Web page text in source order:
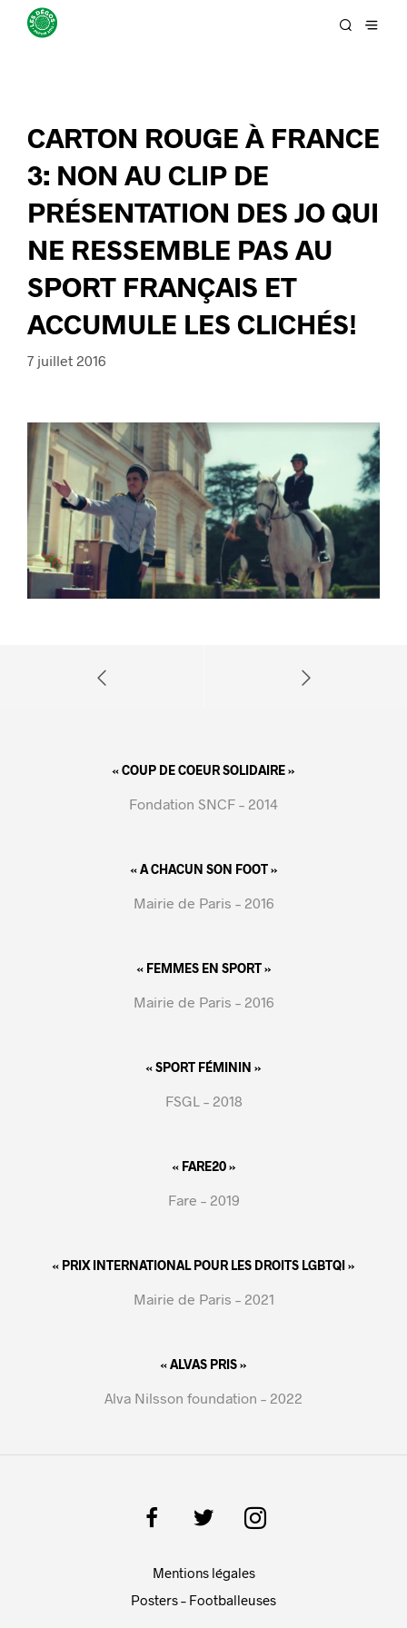
CARTON ROUGE À FRANCE
3: NON AU CLIP DE
PRÉSENTATION DES JO QUI
NE RESSEMBLE PAS AU
SPORT FRANÇAIS ET
ACCUMULE LES CLICHÉS!
7 juillet 2016
« COUP DE COEUR SOLIDAIRE »
Fondation SNCF – 2014
« A CHACUN SON FOOT »
Mairie de Paris – 2016
« FEMMES EN SPORT »
Mairie de Paris – 2016
« SPORT FÉMININ »
FSGL – 2018
« FARE20 »
Fare – 2019
« PRIX INTERNATIONAL POUR LES DROITS LGBTQI »
Mairie de Paris – 2021
« ALVAS PRIS »
Alva Nilsson foundation – 2022
Mentions légales
Posters – Footballeuses